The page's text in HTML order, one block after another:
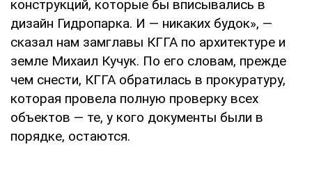
конструкций, которые бы вписывались в
дизайн Гидропарка. И — никаких будок», —
сказал нам замглавы КГГА по архитектуре и
земле Михаил Кучук. По его словам, прежде
чем снести, КГГА обратилась в прокуратуру,
которая провела полную проверку всех
объектов — те, у кого документы были в
порядке, остаются.